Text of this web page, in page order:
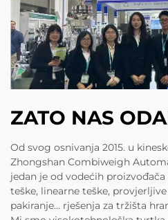
ZATO NAS
Od svog osnivanja 2015. u
Zhongshan Combiweigh
jedan je od vodećih
teške, linearne teške,
pakiranje... rješenja za tržišta